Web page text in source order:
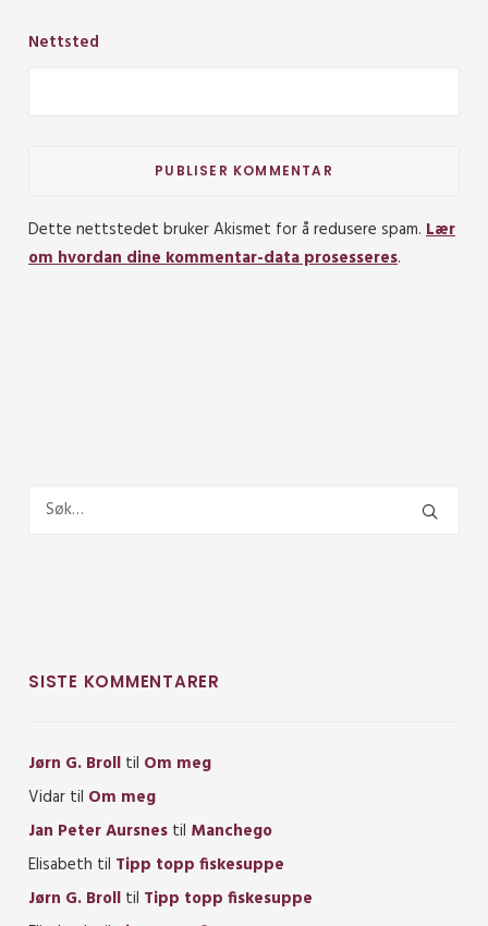
Nettsted
Dette nettstedet bruker Akismet for å redusere spam. Lær
om hvordan dine kommentar-data prosesseres.
SISTE KOMMENTARER
Jørn G. Broll til Om meg
Vidar til Om meg
Jan Peter Aursnes til Manchego
Elisabeth til Tipp topp fiskesuppe
Jørn G. Broll til Tipp topp fiskesuppe